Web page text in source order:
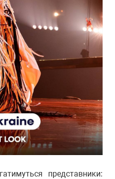
представники: